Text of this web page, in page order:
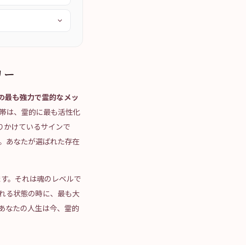
ー
最も強力で霊的なメッ
は、霊的に最も活性化
かけているサインで
あなたが選ばれた存在
。それは魂のレベルで
る状態の時に、最も大
なたの人生は今、霊的